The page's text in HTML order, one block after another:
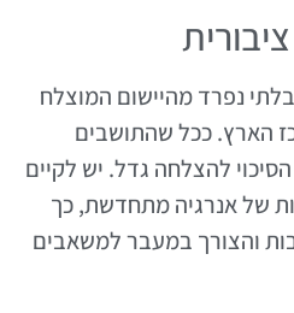
נפרד מהיישום המוצלח
הארץ. ככל שהתושבים
להצלחה גדל. יש לקיים
של אנרגיה מתחדשת, כך
והצורך במעבר למשאבים